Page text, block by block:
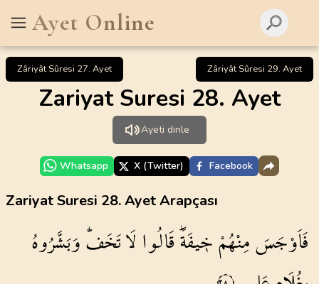
Ayet Online
Zâriyât Sûresi 27. Ayet Zâriyât Sûresi 29. Ayet
Zariyat Suresi 28. Ayet
Ayeti dinle
Whatsapp X (Twitter) Facebook
Zariyat Suresi 28. Ayet Arapçası
فَاَوْجَسَمِنْهُمْخ۪يفَةًۜقَالُوالَاتَخَفْۜوَبَشَّرُوهُ